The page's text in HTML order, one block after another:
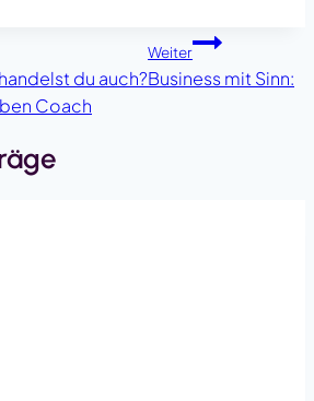
du auch?
Weiter
Business mit Sinn:
Coach